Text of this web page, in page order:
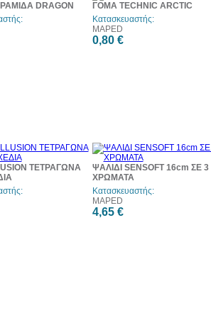
DRAGON
ΓΟΜΑ TECHNIC ARCTIC
Κατασκευαστής:
MAPED
0,80 €
ΤΕΤΡΑΓΩΝΑ
ΨΑΛΙΔΙ SENSOFT 16cm ΣΕ 3
ΧΡΩΜΑΤΑ
Κατασκευαστής:
MAPED
4,65 €